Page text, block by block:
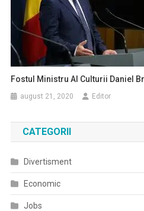
Fostul Ministru Al Culturii Daniel
august 21, 2020 Editor
CATEGORII
Divertisment
Economic
Jobs